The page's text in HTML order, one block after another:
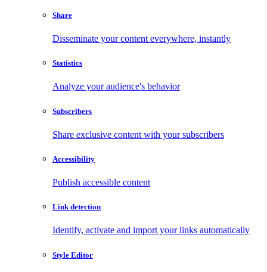
Share
Disseminate your content everywhere, instantly
Statistics
Analyze your audience's behavior
Subscribers
Share exclusive content with your subscribers
Accessibility
Publish accessible content
Link detection
Identify, activate and import your links automatically
Style Editor